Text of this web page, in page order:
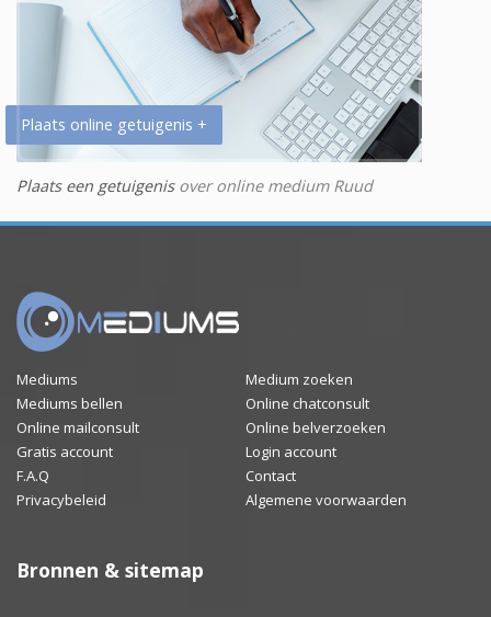
Plaats online getuigenis +
Plaats een getuigenisover online medium Ruud
Mediums
Medium zoeken
Mediums bellen
Online chatconsult
Online mailconsult
Online belverzoeken
Gratis account
Login account
F.A.Q
Contact
Privacybeleid
Algemene voorwaarden
Bronnen & sitemap